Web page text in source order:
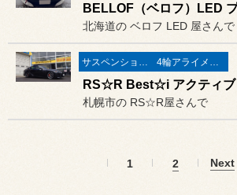
北海道の ベロフ LED 屋さんで
サスペンション交換 4輪アライメント測定＆調整
札幌市の RS☆R屋さんで
1 2 Next